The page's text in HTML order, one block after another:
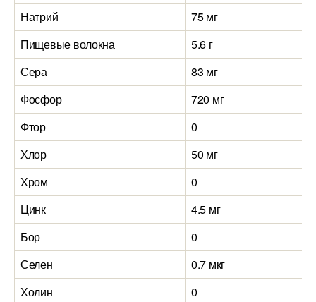
Натрий
75 мг
Пищевые волокна
5.6 г
Сера
83 мг
Фосфор
720 мг
Фтор
0
Хлор
50 мг
Хром
0
Цинк
4.5 мг
Бор
0
Селен
0.7 мкг
Холин
0